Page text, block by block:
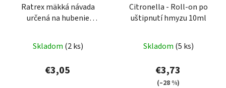
Ratrex mäkká návada
určená na hubenie
Skladom (2 ks)
€3,05
Citronella - Roll-on po
uštipnutí hmyzu 10ml
Skladom (5 ks)
€3,73
(–28 %)